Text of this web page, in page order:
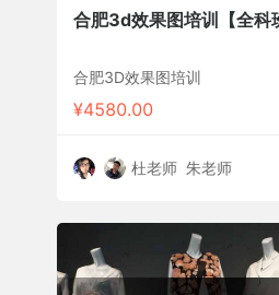
合肥3d效果图培训【全科
合肥3D效果图培训
¥4580.00
杜老师 朱老师